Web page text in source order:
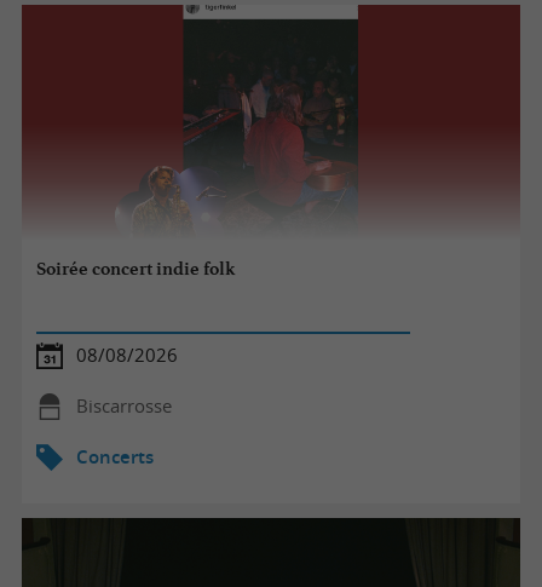
Soirée concert indie folk
08/08/2026
Biscarrosse
Concerts